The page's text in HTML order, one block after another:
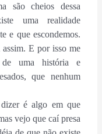
são cheios dessa
uma realidade
e que escondemos.
E por isso me
de uma história e
que nenhum
é algo em que
vejo que caí presa